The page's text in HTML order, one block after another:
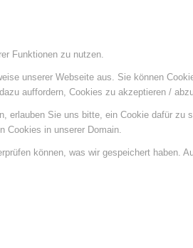
Funktionen zu nutzen.
unserer Webseite aus. Sie können
auffordern, Cookies zu akzeptieren /
Sie uns bitte, ein Cookie dafür
Cookies in unserer Domain.
können, was wir gespeichert haben.